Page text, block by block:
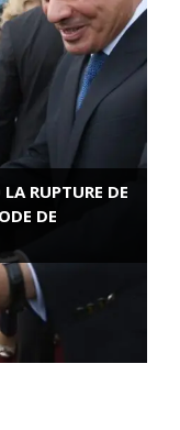
RUPTURE DE
DE